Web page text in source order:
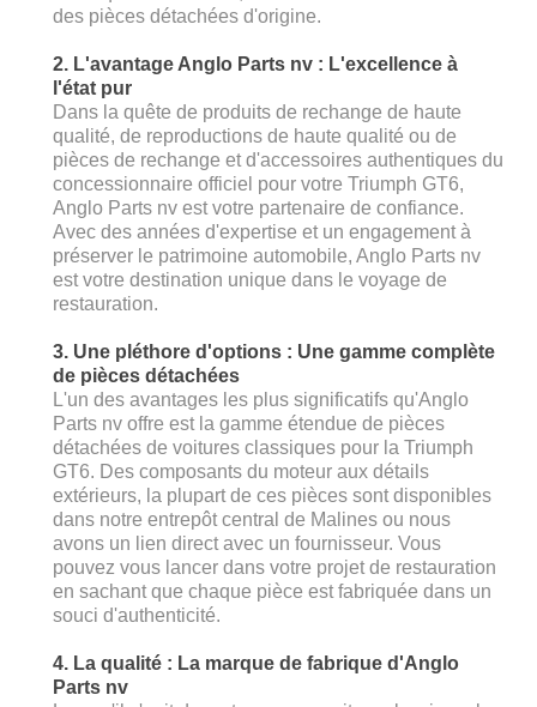
des pièces détachées d'origine.
2. L'avantage Anglo Parts nv : L'excellence à
l'état pur
Dans la quête de produits de rechange de haute
qualité, de reproductions de haute qualité ou de
pièces de rechange et d'accessoires authentiques du
concessionnaire officiel pour votre Triumph GT6,
Anglo Parts nv est votre partenaire de confiance.
Avec des années d'expertise et un engagement à
préserver le patrimoine automobile, Anglo Parts nv
est votre destination unique dans le voyage de
restauration.
3. Une pléthore d'options : Une gamme complète
de pièces détachées
L'un des avantages les plus significatifs qu'Anglo
Parts nv offre est la gamme étendue de pièces
détachées de voitures classiques pour la Triumph
GT6. Des composants du moteur aux détails
extérieurs, la plupart de ces pièces sont disponibles
dans notre entrepôt central de Malines ou nous
avons un lien direct avec un fournisseur. Vous
pouvez vous lancer dans votre projet de restauration
en sachant que chaque pièce est fabriquée dans un
souci d'authenticité.
4. La qualité : La marque de fabrique d'Anglo
Parts nv